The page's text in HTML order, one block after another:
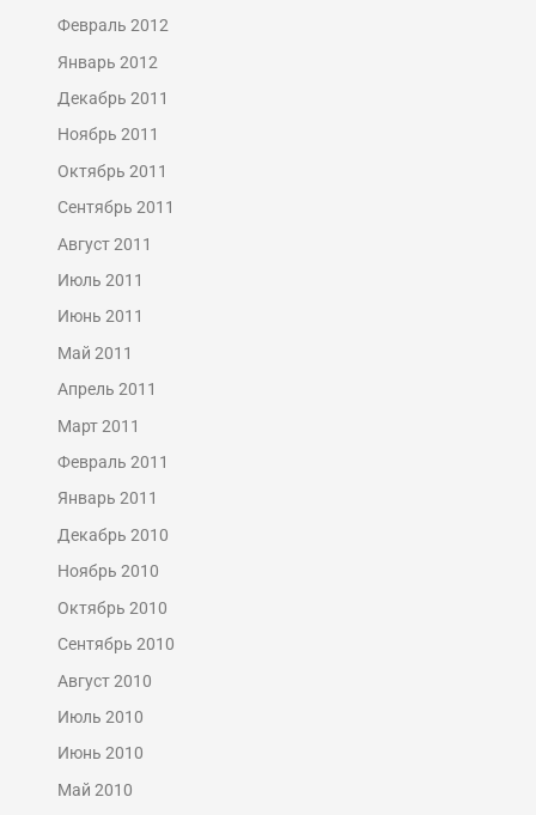
Февраль 2012
Январь 2012
Декабрь 2011
Ноябрь 2011
Октябрь 2011
Сентябрь 2011
Август 2011
Июль 2011
Июнь 2011
Май 2011
Апрель 2011
Март 2011
Февраль 2011
Январь 2011
Декабрь 2010
Ноябрь 2010
Октябрь 2010
Сентябрь 2010
Август 2010
Июль 2010
Июнь 2010
Май 2010